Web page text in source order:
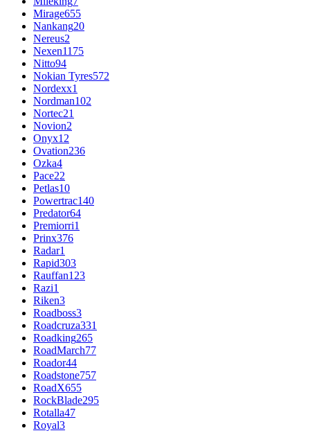
Mirage655
Nankang20
Nereus2
Nexen1175
Nitto94
Nokian Tyres572
Nordexx1
Nordman102
Nortec21
Novion2
Onyx12
Ovation236
Ozka4
Pace22
Petlas10
Powertrac140
Predator64
Premiorri1
Prinx376
Radar1
Rapid303
Rauffan123
Razi1
Riken3
Roadboss3
Roadcruza331
Roadking265
RoadMarch77
Roador44
Roadstone757
RoadX655
RockBlade295
Rotalla47
Royal3